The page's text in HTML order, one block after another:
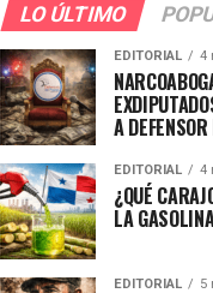
LO ÚLTIMO
EDITORIAL 4
A
EDITORIAL 4
¿QUÉ
LA
EDITORIAL 5